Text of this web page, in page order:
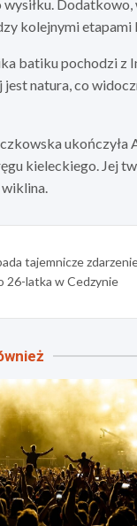
wysiłku.
kolejnymi etapami
batiku pochodzi z
natura, co
ukończyła
kieleckiego. Jej
tajemnicze
26-latka w Cedzynie